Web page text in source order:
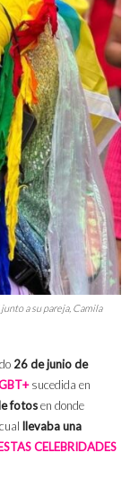
a su pareja, Camila
26 de junio de
sucedida en
fotosen donde
llevaba una
CELEBRIDADES